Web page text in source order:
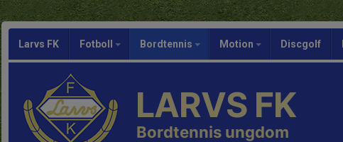
Larvs FK Fotboll Bordtennis Motion Discgolf
LARVS FK
Bordtennis ungdom